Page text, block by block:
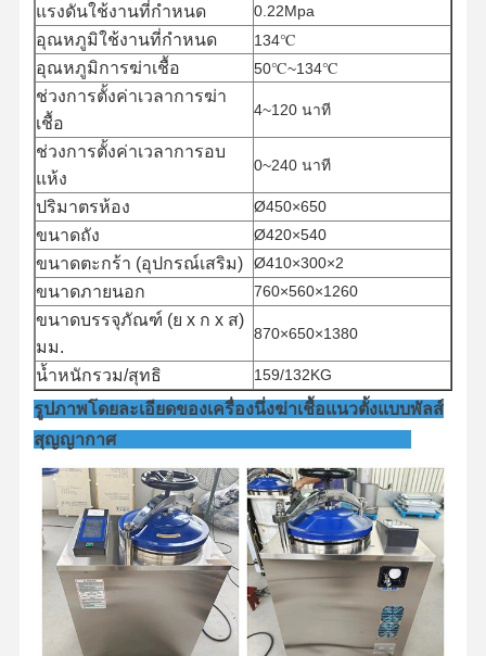
หน้าแรก สินค้า วิดีโอ เกี่ยวกับเรา
ทัวร์โรงงาน
การควบคุม
ติดต่อเรา ข่าว
แรงดันใช้งานที่กำหนด 0.22Mpa
อุณหภูมิใช้งานที่กำหนด 134℃
อุณหภูมิการฆ่าเชื้อ 50℃~134℃
ช่วงการตั้งค่าเวลาการฆ่า
เชื้อ
4~120 นาที
ช่วงการตั้งค่าเวลาการอบ
แห้ง
0~240 นาที
ปริมาตรห้อง Ø450×650
ขนาดถัง Ø420×540
ขนาดตะกร้า (อุปกรณ์เสริม) Ø410×300×2
ขนาดภายนอก 760×560×1260
ขนาดบรรจุภัณฑ์ (ย x ก x ส)
มม.
870×650×1380
น้ำหนักรวม/สุทธิ 159/132KG
รูปภาพโดยละเอียดของเครื่องนึ่งฆ่าเชื้อแนวตั้งแบบพัลส์
สุญญากาศ